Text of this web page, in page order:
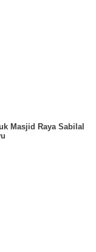
Masjid Raya Sabilal